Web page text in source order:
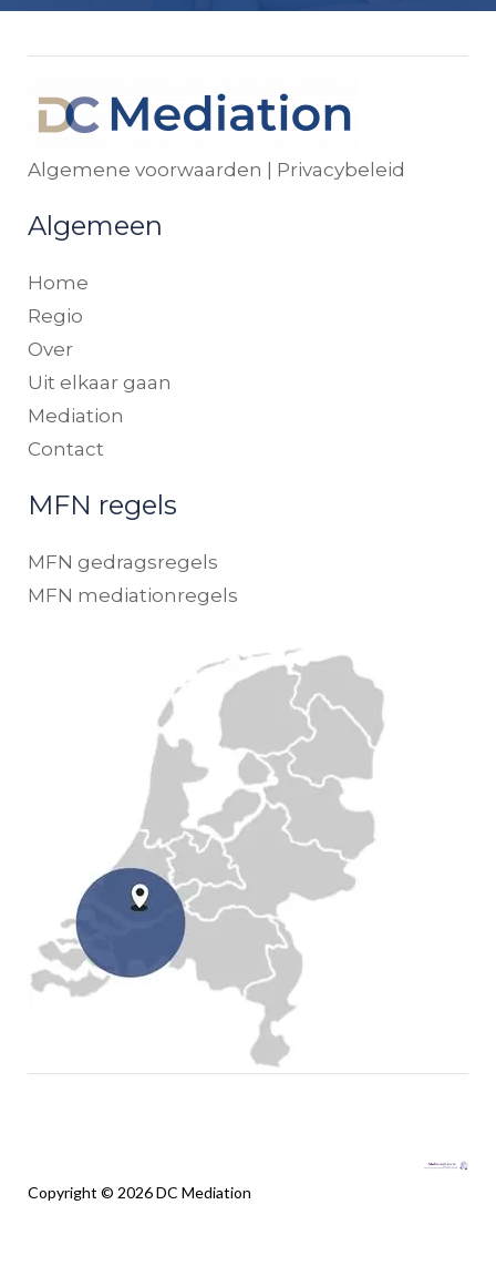
Algemene voorwaarden Privacybeleid
Algemeen
Home
Regio
Over
Uit elkaar gaan
Mediation
Contact
MFN regels
MFN gedragsregels
MFN mediationregels
Copyright © 2026 DC Mediation